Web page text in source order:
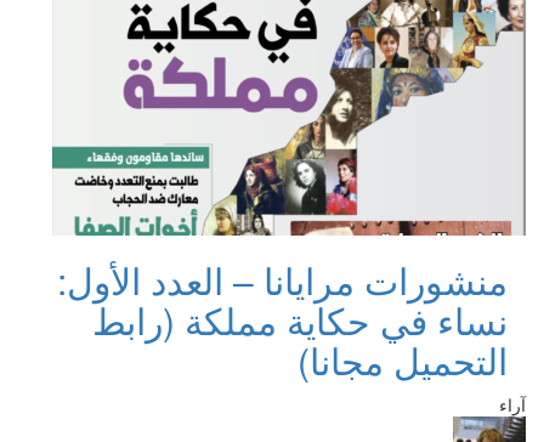
منشورات مرايانا – العدد الأول:
نساء في حكاية مملكة (رابط
التحميل مجانا)
آراء